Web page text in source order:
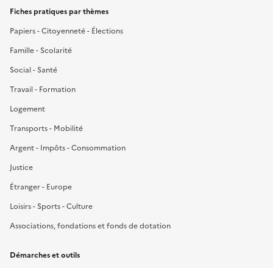
Fiches pratiques par thèmes
Papiers - Citoyenneté - Élections
Famille - Scolarité
Social - Santé
Travail - Formation
Logement
Transports - Mobilité
Argent - Impôts - Consommation
Justice
Étranger - Europe
Loisirs - Sports - Culture
Associations, fondations et fonds de dotation
Démarches et outils